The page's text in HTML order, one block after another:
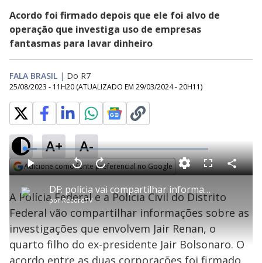
Acordo foi firmado depois que ele foi alvo de
operação que investiga uso de empresas
fantasmas para lavar dinheiro
FALA BRASIL | Do R7
25/08/2023 - 11H20 (ATUALIZADO EM 29/03/2024 - 20H11)
A+ A-
Adicione como fonte preferencial no Google
P
l
DF: polícia vai compartilhar informações sobre investigações que envolvem Jair Renan, filho de Bolsonaro
porRecordTV
P V
l
a
r
0
n
d
s
A
n
ç
a
1
s
e
u
n
d
o
L
o
a
d
e
6
.
7
3
%
F
l
s
c
e
n
C
o
i
l
A Polícia Federal e a Polícia Civil do Distrito
Federal vão compartilhar informações sobre as
investigações que envolvem Jair Renan, o
quarto filho do ex-presidente Jair Bolsonaro. O
acordo entre as duas corporações foi firmado